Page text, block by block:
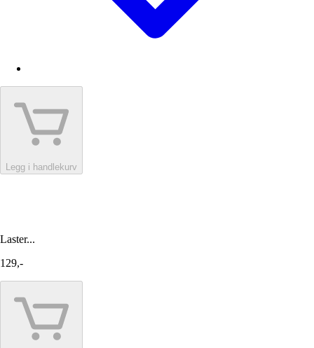
Legg i handlekurv
Laster...
129,-